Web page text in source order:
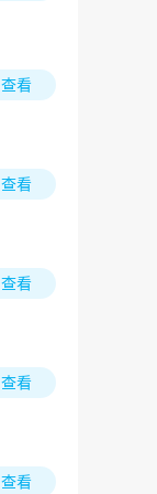
查看
查看
查看
查看
查看